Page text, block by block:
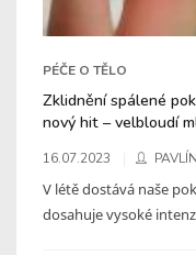
PÉČE O TĚLO
Zklidnění spálené
nový hit – velbloudí
16.07.2023
V létě dostává naše
dosahuje vysoké